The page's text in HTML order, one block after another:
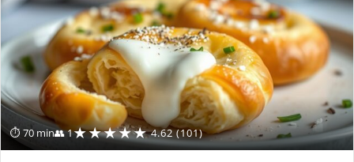
⏱ 70 min👥 1★★★★★ 4.62 (101)